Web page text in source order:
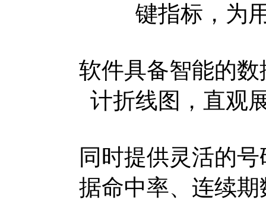
键指标，为
软件具备智能的
计折线图，直观
同时提供灵活的
据命中率、连续